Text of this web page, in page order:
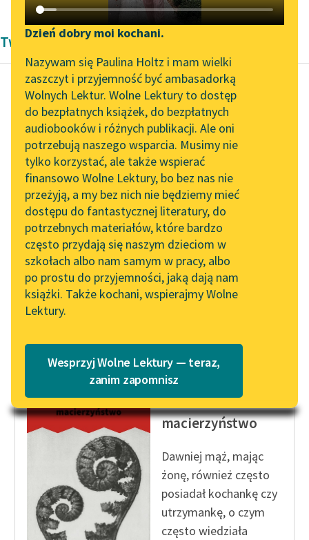
Katalog DAISY
Podkasty o książkach
Zgłoś brak utworu
Aktualności
„Prokurator Alicja Horn”
do słuchania
Byliśmy częścią AI Impact
Lab
Zapraszamy na spotkanie
online z tłumaczkami
literatury skandynawskiej
Spotkanie z Katarzyną
Tunkiel w Oslo
102. lata temu zmarł
Joseph Conrad
Lektury szkolne i klasyka
literatury do słuchania dla
uczennic i uczniów z
niepełnosprawnościami
E-kolekcja lektur
szkolnych i literatury do
słuchania dla uczennic i
uczniów z
niepełnosprawnościami
Narzędzia
Mapa Wolnych Lektur
Leśmianator
Przewodnik dla piszących i
czytających
API
OAI-PMH
Widget Wolnych Lektur
Przypisy
Katalog w formacie PDF
Dzień dobry moi kochani.
Nazywam się Paulina Holtz i mam wielki
zaszczyt i przyjemność być ambasadorką
Wolnych Lektur. Wolne Lektury to dostęp
do bezpłatnych książek, do bezpłatnych
audiobooków i różnych publikacji. Ale oni
potrzebują naszego wsparcia. Musimy nie
tylko korzystać, ale także wspierać
finansowo Wolne Lektury, bo bez nas nie
przeżyją, a my bez nich nie będziemy mieć
dostępu do fantastycznej literatury, do
potrzebnych materiałów, które bardzo
często przydają się naszym dzieciom w
szkołach albo nam samym w pracy, albo
po prostu do przyjemności, jaką dają nam
książki. Także kochani, wspierajmy Wolne
Lektury.
Wesprzyj Wolne Lektury — teraz,
zanim zapomnisz
Twórczość Justyny Budzińskiej-Tylickiej
Justyna Budzińska-Tylicka
Świadome
macierzyństwo
Jednak u nas, w
Polsce, przeważyło
przekonanie ogólne, że
ochrona
macierzyństwa jest
niezbędnym
warunkiemzdrowia...
Justyna Budzińska-Tylicka
Świadome
macierzyństwo
Dawniej mąż, mając
żonę, również często
posiadał kochankę czy
utrzymankę, o czym
często wiedziała